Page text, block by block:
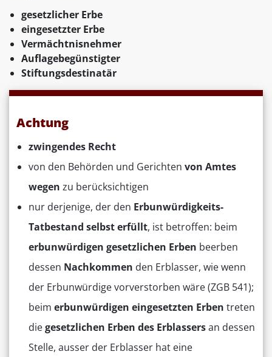
gesetzlicher Erbe
eingesetzter Erbe
Vermächtnisnehmer
Auflagebegünstigter
Stiftungsdestinatär
Achtung
zwingendes Recht
von den Behörden und Gerichten von Amtes
wegen zu berücksichtigen
nur derjenige, der den Erbunwürdigkeits-
Tatbestand selbst erfüllt, ist betroffen: beim
erbunwürdigen gesetzlichen Erben beerben
dessen Nachkommen den Erblasser, wie wenn
der Erbunwürdige vorverstorben wäre (ZGB 541);
beim erbunwürdigen eingesetzten Erben treten
diegesetzlichen Erben des Erblassersan dessen
Stelle, ausser der Erblasser hat eine